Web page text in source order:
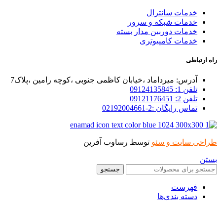
خدمات سانترال
خدمات شبکه و سرور
خدمات دوربین مدار بسته
خدمات کامپیوتری
راه ارتباطی
آدرس: میرداماد ،خیابان کاظمی جنوبی ،کوچه رامین ،پلاک7
تلفن 1: 09124135845
تلفن 2: 09121176451
تماس رایگان :2-02192004661
طراحی سایت و سئو توسط رساوب آفرین
بستن
جستجو
فهرست
دسته بندی‌ها